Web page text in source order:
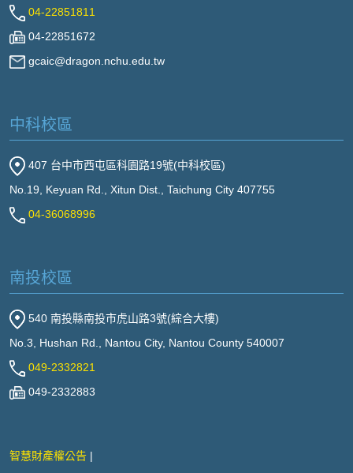
04-22851811
04-22851672
gcaic@dragon.nchu.edu.tw
中科校區
407 台中市西屯區科園路19號(中科校區)
No.19, Keyuan Rd., Xitun Dist., Taichung City 407755
04-36068996
南投校區
540 南投縣南投市虎山路3號(綜合大樓)
No.3, Hushan Rd., Nantou City, Nantou County 540007
049-2332821
049-2332883
智慧財產權公告